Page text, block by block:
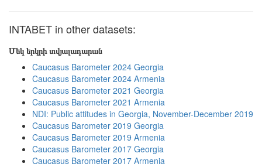
INTABET in other datasets:
Մեկ երկրի տվյալադարան
Caucasus Barometer 2024 Georgia
Caucasus Barometer 2024 Armenia
Caucasus Barometer 2021 Georgia
Caucasus Barometer 2021 Armenia
NDI: Public attitudes in Georgia, November-December 2019
Caucasus Barometer 2019 Georgia
Caucasus Barometer 2019 Armenia
Caucasus Barometer 2017 Georgia
Caucasus Barometer 2017 Armenia